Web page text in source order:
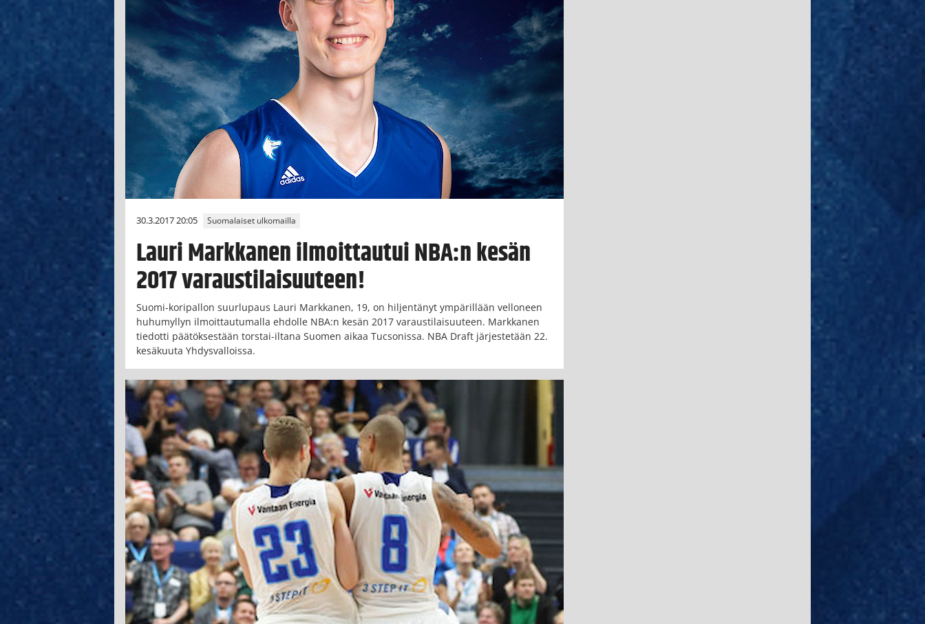
30.3.2017 20:05 Suomalaiset ulkomailla
Lauri Markkanen ilmoittautui NBA:n kesän
2017 varaustilaisuuteen!
Suomi-koripallon suurlupaus Lauri Markkanen, 19, on hiljentänyt ympärillään velloneen
huhumyllyn ilmoittautumalla ehdolle NBA:n kesän 2017 varaustilaisuuteen. Markkanen
tiedotti päätöksestään torstai-iltana Suomen aikaa Tucsonissa. NBA Draft järjestetään 22.
kesäkuuta Yhdysvalloissa.